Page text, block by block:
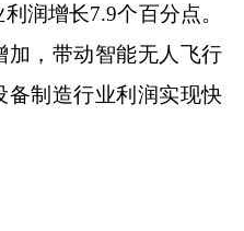
润增长7.9个百分点。
加，带动智能无人飞行
备制造行业利润实现快